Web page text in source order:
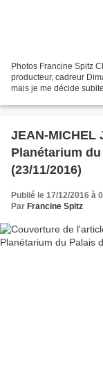
Photos Francine Spitz
producteur, cadreur
mais je me décide
JEAN-MICHEL
Planétarium
(23/11/2016)
Publié le 17/12/2016 à
Par Francine Spitz